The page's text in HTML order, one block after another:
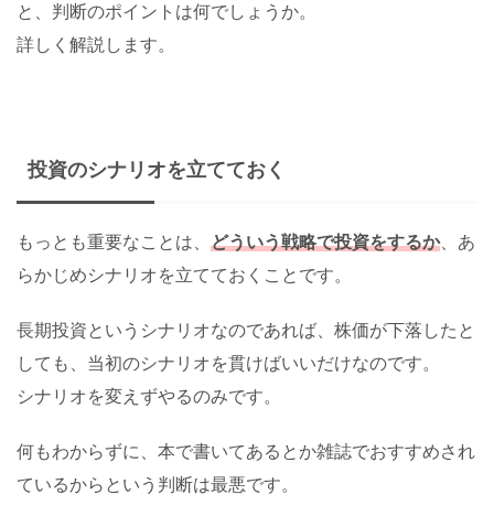
と、判断のポイントは何でしょうか。
詳しく解説します。
投資のシナリオを立てておく
もっとも重要なことは、 どういう戦略で投資をするか、あ
らかじめシナリオを立てておくことです。
長期投資というシナリオなのであれば、株価が下落したと
しても、当初のシナリオを貫けばいいだけなのです。
シナリオを変えずやるのみです。
何もわからずに、本で書いてあるとか雑誌でおすすめされ
ているからという判断は最悪です。